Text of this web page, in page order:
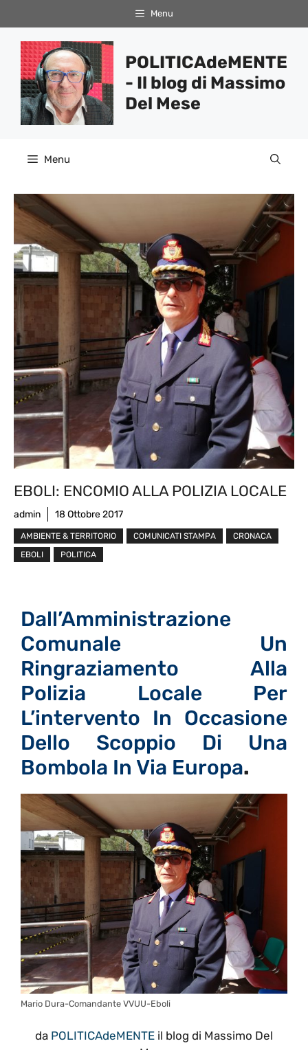
al
contenuto
Menu
POLITICAdeMENTE
- Il blog di Massimo
Del Mese
Menu
EBOLI: ENCOMIO ALLA POLIZIA LOCALE
admin 18 Ottobre 2017
AMBIENTE & TERRITORIO COMUNICATI STAMPA
CRONACA
EBOLI
POLITICA
Dall’Amministrazione
Comunale Un
Ringraziamento Alla
Polizia Locale Per
L’intervento In Occasione
Dello Scoppio Di Una
Bombola In Via Europa.
Mario Dura-Comandante VVUU-Eboli
da POLITICAdeMENTE il blog di Massimo Del